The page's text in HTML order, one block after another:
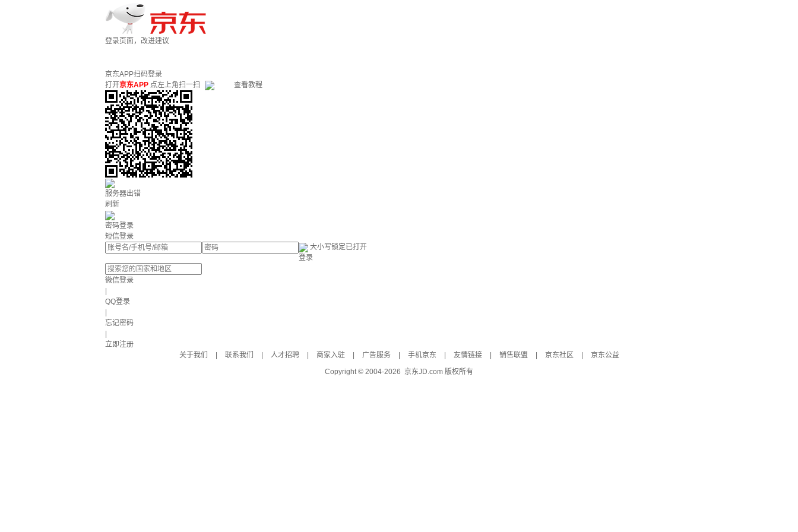
登录页面，改进建议
京东APP扫码登录
打开京东APP 点左上角扫一扫 查看教程
服务器出错
刷新
密码登录
短信登录
大小写锁定已打开
登录
微信登录
QQ登录
忘记密码
立即注册
关于我们
联系我们 人才招聘 商家入驻 广告服务 手机京东 友情链接 销售联盟 京东社区
京东公益
Copyright © 2004-2026 京东JD.com 版权所有